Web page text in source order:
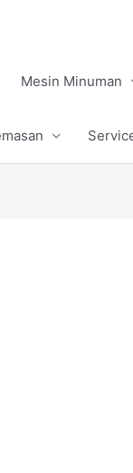
Mesin Minuman